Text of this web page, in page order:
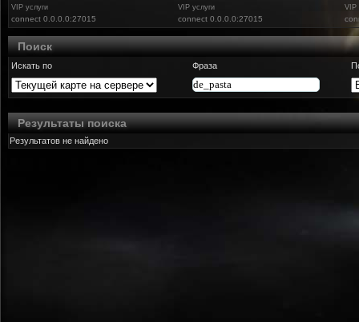
VIP услуги
connect 0.0.0.0:27015
VIP услуги
connect 0.0.0.0:27015
VIP
Поиск
Искать по Фраза
Результаты поиска
Результатов не найдено